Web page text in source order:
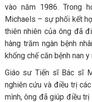
vào năm 1986. Trong
Michaels – sự phối kết
thiên nhiên của ông đã
hàng trăm ngàn bệnh
khống chế căn bệnh nan
Giáo sư Tiến sĩ Bác sĩ
nghiên cứu và điều trị
mình, ông đã giúp điều trị